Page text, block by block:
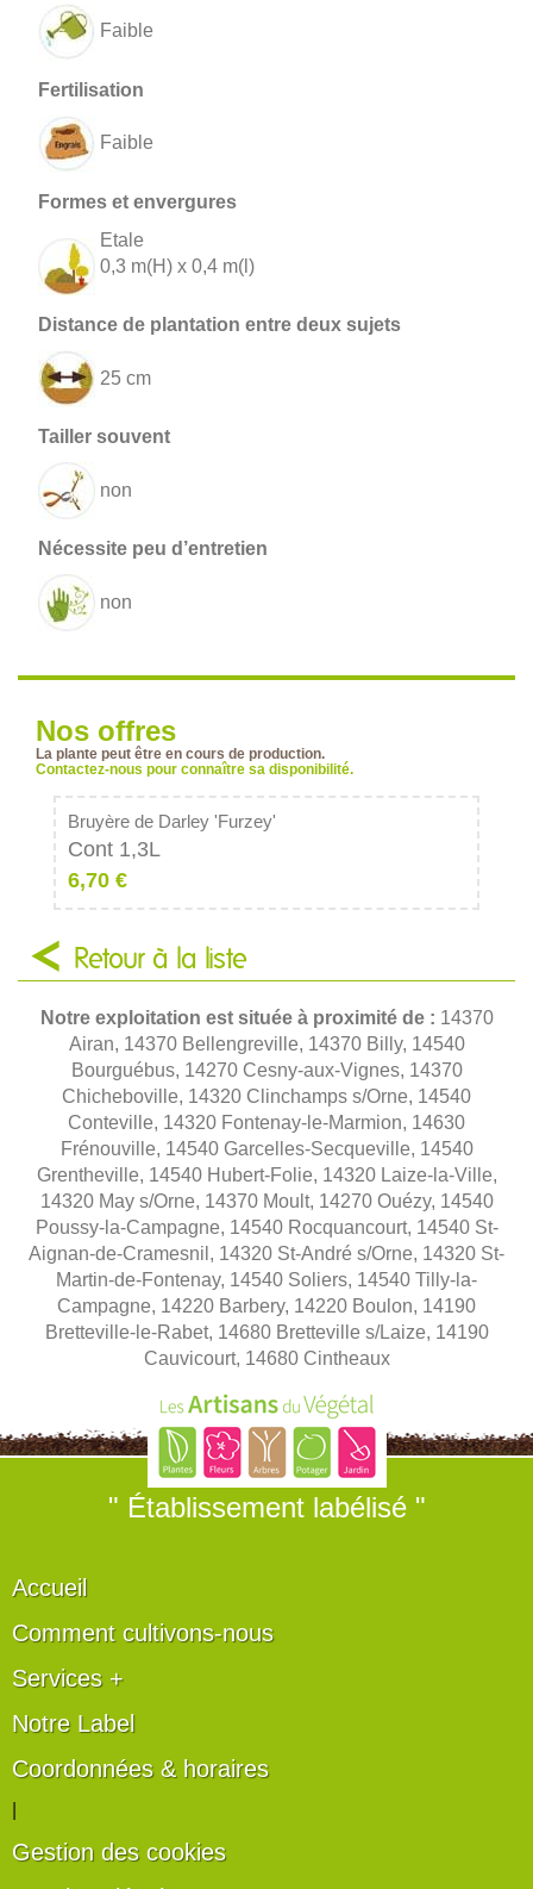
Faible
Faible
Etale
0,3 m(H) x 0,4 m(l)
25 cm
non
non
Nos offres
La plante peut être en cours de production.
Contactez-nous pour connaître sa disponibilité.
Bruyère de Darley 'Furzey'
Cont 1,3L
6,70 €
Retour à la liste
Notre exploitation est située à proximité de : 14370
Airan, 14370 Bellengreville, 14370 Billy, 14540
Bourguébus, 14270 Cesny-aux-Vignes, 14370
Chicheboville, 14320 Clinchamps s/Orne, 14540
Conteville, 14320 Fontenay-le-Marmion, 14630
Frénouville, 14540 Garcelles-Secqueville, 14540
Grentheville, 14540 Hubert-Folie, 14320 Laize-la-Ville,
14320 May s/Orne, 14370 Moult, 14270 Ouézy, 14540
Poussy-la-Campagne, 14540 Rocquancourt, 14540 St-
Aignan-de-Cramesnil, 14320 St-André s/Orne, 14320 St-
Martin-de-Fontenay, 14540 Soliers, 14540 Tilly-la-
Campagne, 14220 Barbery, 14220 Boulon, 14190
Bretteville-le-Rabet, 14680 Bretteville s/Laize, 14190
Cauvicourt, 14680 Cintheaux
" Établissement labélisé "
Accueil
Comment cultivons-nous
Services +
Notre Label
Coordonnées & horaires
Gestion des cookies